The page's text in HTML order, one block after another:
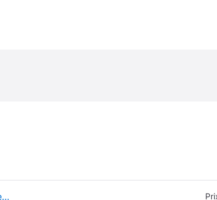
Eurostyle Grohe 33565003 chromé, avec garniture d'écoulement, poignée ouverte